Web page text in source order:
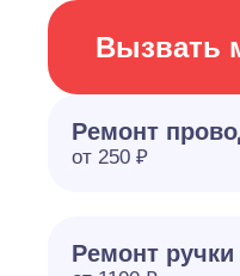
Вызвать
Ремонт
от 250 ₽
Ремонт